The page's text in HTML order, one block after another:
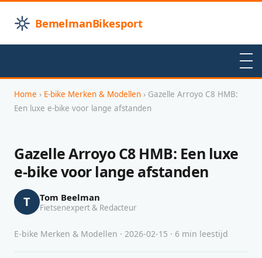
BemelmanBikesport
Home › E-bike Merken & Modellen › Gazelle Arroyo C8 HMB:
Een luxe e-bike voor lange afstanden
Gazelle Arroyo C8 HMB: Een luxe
e-bike voor lange afstanden
T Tom Beelman
Fietsenexpert & Redacteur
E-bike Merken & Modellen · 2026-02-15 · 6 min leestijd